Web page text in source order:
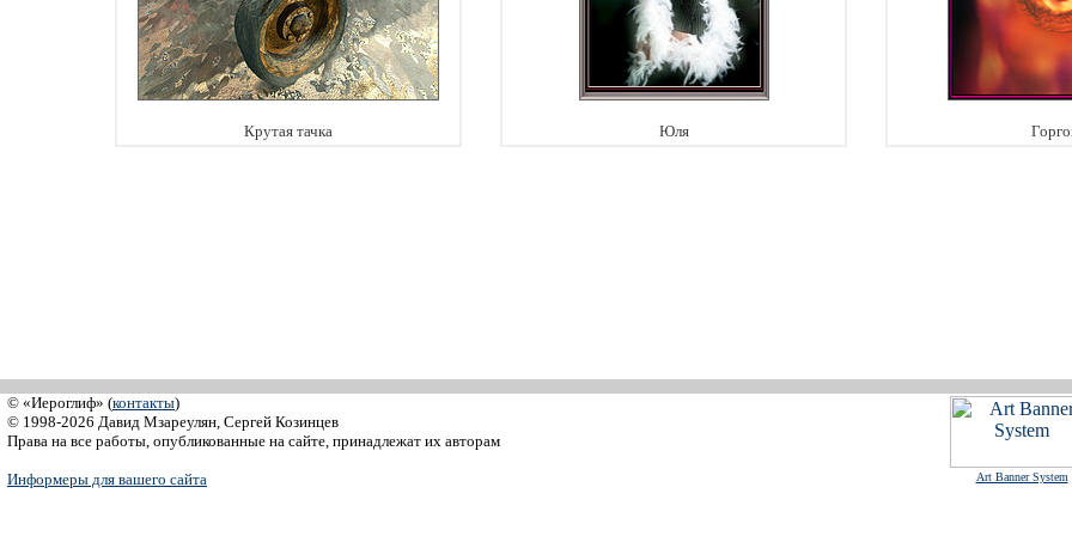
Крутая тачка Юля
© «Иероглиф» (контакты)
© 1998-2026 Давид Мзареулян, Сергей Козинцев
Права на все работы, опубликованные на сайте, принадлежат их авторам
Информеры для вашего сайта Art Banner System